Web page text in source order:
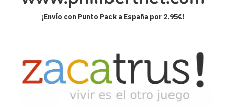
¡Envío con Punto Pack a España por 2.95€!